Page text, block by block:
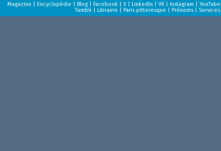
Magazine |Encyclopédie |Blog |Facebook |X |LinkedIn |VK |Instagram |YouTube
Tumblr |Librairie |Paris pittoresque |Prénoms Services